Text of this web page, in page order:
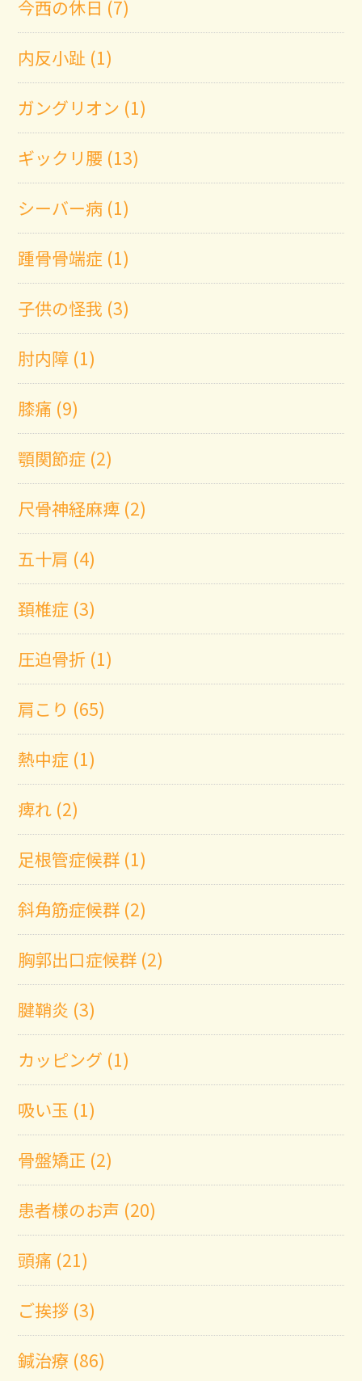
今西の休日 (7)
内反小趾 (1)
ガングリオン (1)
ギックリ腰 (13)
シーバー病 (1)
踵骨骨端症 (1)
子供の怪我 (3)
肘内障 (1)
膝痛 (9)
顎関節症 (2)
尺骨神経麻痺 (2)
五十肩 (4)
頚椎症 (3)
圧迫骨折 (1)
肩こり (65)
熱中症 (1)
痺れ (2)
足根管症候群 (1)
斜角筋症候群 (2)
胸郭出口症候群 (2)
腱鞘炎 (3)
カッピング (1)
吸い玉 (1)
骨盤矯正 (2)
患者様のお声 (20)
頭痛 (21)
ご挨拶 (3)
鍼治療 (86)